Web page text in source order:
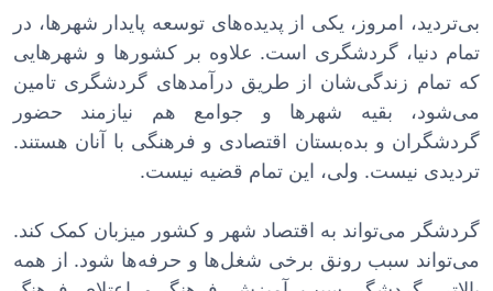
بی‌تردید، امروز، یکی از پدیده‌های توسعه پایدار شهرها، در
تمام دنیا، گردشگری است. علاوه بر کشورها و شهرهایی
که تمام زندگی‌شان از طریق درآمدهای گردشگری تامین
می‌شود، بقیه شهرها و جوامع هم نیازمند حضور
گردشگران و بده‌بستان اقتصادی و فرهنگی با آنان هستند.
تردیدی نیست. ولی، این تمام قضیه نیست.
گردشگر می‌تواند به اقتصاد شهر و کشور میزبان کمک کند.
می‌تواند سبب رونق برخی شغل‌ها و حرفه‌ها شود. از همه